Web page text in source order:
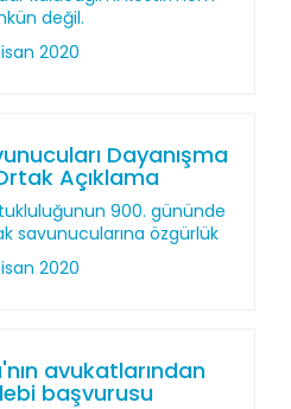
değil.
2020
Dayanışma
Açıklama
900. gününde
savunucularına özgürlük
2020
avukatlarından
başvurusu